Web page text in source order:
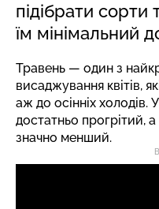
підібрати сорти
їм мінімальний
Травень — один з
висаджування квітів,
аж до осінніх холодів.
достатньо прогрітий,
значно менший.